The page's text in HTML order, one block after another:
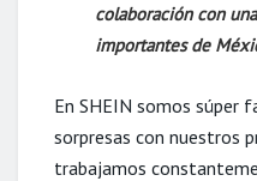
colaboración con
importantes de
En SHEIN somos súper
sorpresas con nuestros
trabajamos